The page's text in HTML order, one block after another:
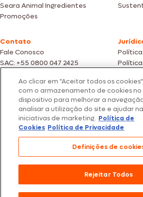
Seara Animal Ingredientes
Promoções
Contato
Fale Conosco
SAC: +55 0800 047 2425
Fotos meramente ilustrativas | Ofertas válidas
estoques dos nossos parceiros | Vendas
de dados.
Os preços, promoções e condições de
exclusivamente para compras efetuadas em
Todos os produtos estão sujeitos a
São Paulo/SP – CEP 05.118-100
© 2026 Seara. Todos os direitos reservados
Ao clicar em "Aceitar todos os
com o armazenamento de cookies no
dispositivo para melhorar a
analisar a utilização do site e ajudar
iniciativas de marketing. Política de
Cookies Política de Privacidade
Definições de
Rejeitar Todos